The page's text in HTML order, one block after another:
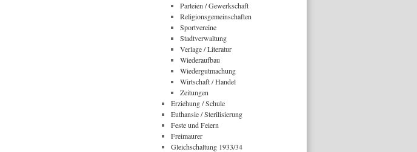
Parteien / Gewerkschaft
Religionsgemeinschaften
Sportvereine
Stadtverwaltung
Verlage / Literatur
Wiederaufbau
Wiedergutmachung
Wirtschaft / Handel
Zeitungen
Erziehung / Schule
Euthansie / Sterilisierung
Feste und Feiern
Freimaurer
Gleichschaltung 1933/34